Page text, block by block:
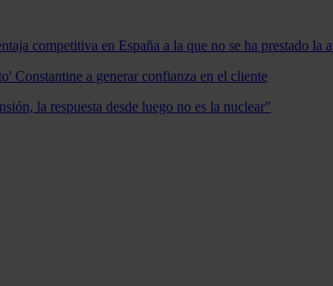
competitiva en España a la que no se ha prestado la
Constantine a generar confianza en el cliente
la respuesta desde luego no es la nuclear"